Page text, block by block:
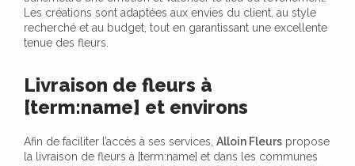
Les créations sont adaptées aux envies du client, au style
recherché et au budget, tout en garantissant une excellente
tenue des fleurs.
Livraison de fleurs à
[term:name] et environs
Afin de faciliter l’accès à ses services, Alloin Fleurs propose
la livraison de fleurs à [term:name] et dans les communes